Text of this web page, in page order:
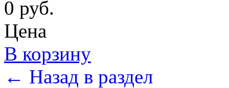
0 руб.
Цена
В корзину
← Назад в раздел